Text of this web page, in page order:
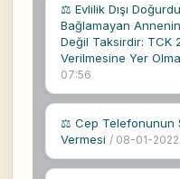
⚖ Evlilik Dışı
Bağlamayan
Değil Taksirdir: TCK
Verilmesine Yer
07:56
⚖ Cep Telefonunun
Vermesi / 08-01-2022